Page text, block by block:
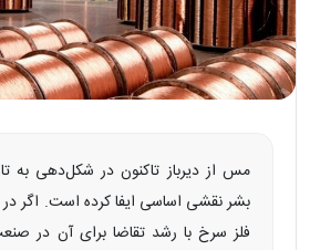
مس از دیرباز تاکنون در شکل‌دهی به
بشر نقشی اساسی ایفا کرده است. اگر
فلز سرخ با رشد تقاضا برای آن در